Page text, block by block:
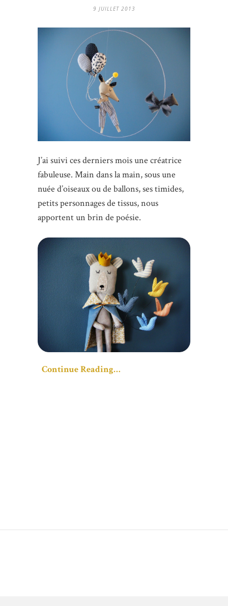
9 JUILLET 2013
J’ai suivi ces derniers mois une créatrice
fabuleuse. Main dans la main, sous une
nuée d’oiseaux ou de ballons, ses timides,
petits personnages de tissus, nous
apportent un brin de poésie.
Continue Reading…